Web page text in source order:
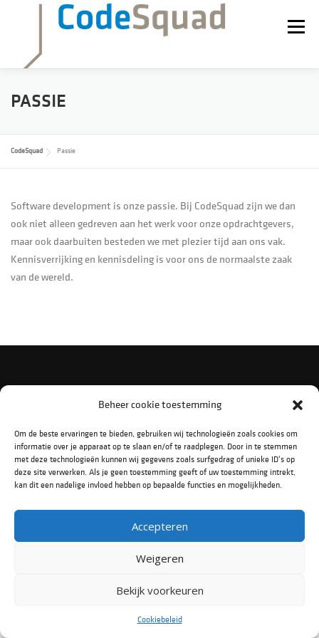
Beheer cookie toestemming
Om de beste ervaringen te bieden, gebruiken wij technologieën zoals cookies om
informatie over je apparaat op te slaan en/of te raadplegen. Door in te stemmen
met deze technologieën kunnen wij gegevens zoals surfgedrag of unieke ID's op
deze site verwerken. Als je geen toestemming geeft of uw toestemming intrekt,
kan dit een nadelige invloed hebben op bepaalde functies en mogelijkheden.
Accepteren
Weigeren
Bekijk voorkeuren
Cookiebeleid
inhoud
Menu
WERKEN BIJ
PASSIE
CodeSquad Passie
Software development is onze passie. Bij CodeSquad zijn we dan
ook niet alleen gedreven aan het werk voor onze opdrachtgevers,
maar ook daarbuiten besteden we met plezier tijd aan ons vak.
Kennisverrijking en kennisdeling is voor ons de normaalste zaak
van de wereld.
VOLG ONS OP SOCIAL MEDIA
CodeSquad is onderdeel vanadesso Nederland
Privacy Statement
Disclaimer
Copyright © 2022 CodeSquad